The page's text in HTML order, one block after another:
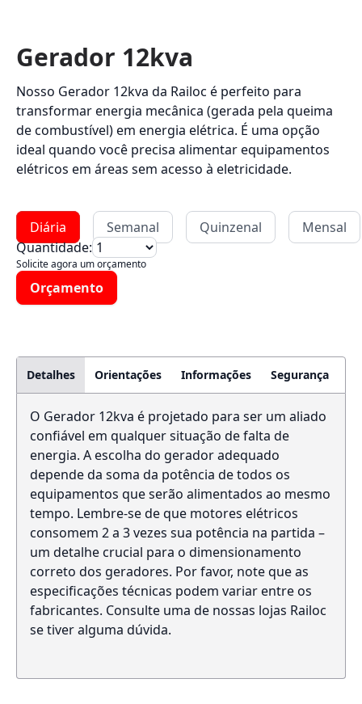
Gerador 12kva
Nosso Gerador 12kva da Railoc é perfeito para
transformar energia mecânica (gerada pela queima
de combustível) em energia elétrica. É uma opção
ideal quando você precisa alimentar equipamentos
elétricos em áreas sem acesso à eletricidade.
Diária Semanal Quinzenal
Mensal
Quantidade:
Solicite agora um orçamento
Orçamento
Detalhes Orientações Informações Segurança
O Gerador 12kva é projetado para ser um aliado
confiável em qualquer situação de falta de
energia. A escolha do gerador adequado
depende da soma da potência de todos os
equipamentos que serão alimentados ao mesmo
tempo. Lembre-se de que motores elétricos
consomem 2 a 3 vezes sua potência na partida –
um detalhe crucial para o dimensionamento
correto dos geradores. Por favor, note que as
especificações técnicas podem variar entre os
fabricantes. Consulte uma de nossas lojas Railoc
se tiver alguma dúvida.